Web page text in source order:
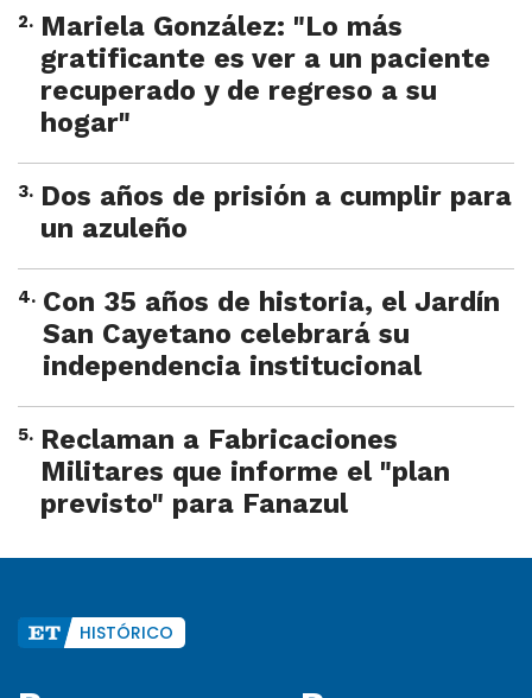
2. Mariela González: "Lo más
gratificante es ver a un paciente
recuperado y de regreso a su
hogar"
3. Dos años de prisión a cumplir para
un azuleño
4. Con 35 años de historia, el Jardín
San Cayetano celebrará su
independencia institucional
5. Reclaman a Fabricaciones
Militares que informe el "plan
previsto" para Fanazul
HISTÓRICO